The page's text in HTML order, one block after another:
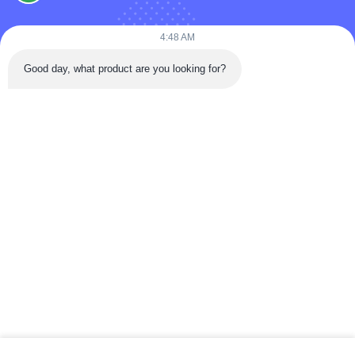
Telp: 86-180-5882-0351
4:48 AM
Good day, what product are you looking for?